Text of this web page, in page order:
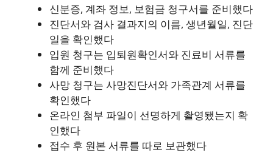
신분증, 계좌 정보, 보험금 청구서를 준비했다
진단서와 검사 결과지의 이름, 생년월일, 진단
일을 확인했다
입원 청구는 입퇴원확인서와 진료비 서류를
함께 준비했다
사망 청구는 사망진단서와 가족관계 서류를
확인했다
온라인 첨부 파일이 선명하게 촬영됐는지 확
인했다
접수 후 원본 서류를 따로 보관했다